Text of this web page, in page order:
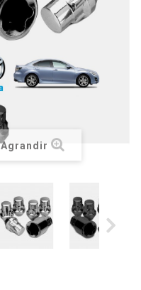
Agrandir